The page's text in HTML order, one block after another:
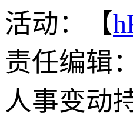
活动：【
责任编辑
人事变动